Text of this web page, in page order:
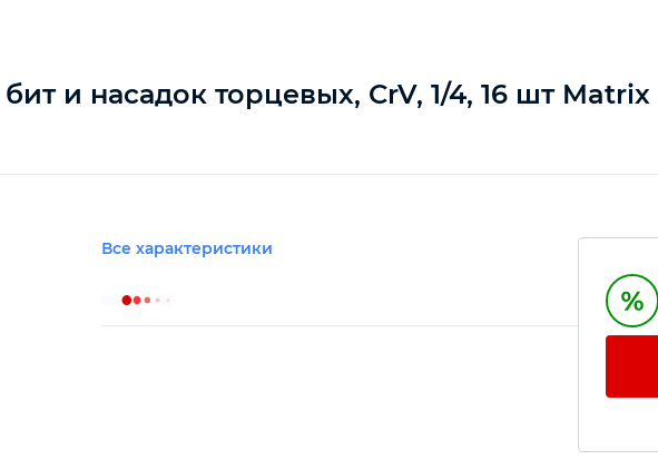
и насадок торцевых, CrV, 1/4, 16 шт Matrix
Все характеристики